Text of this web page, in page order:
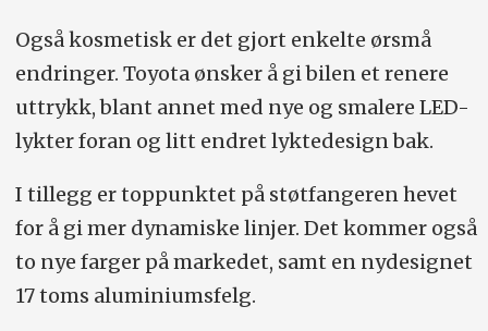
Også kosmetisk er det gjort enkelte ørsmå
endringer. Toyota ønsker å gi bilen et renere
uttrykk, blant annet med nye og smalere LED-
lykter foran og litt endret lyktedesign bak.
I tillegg er toppunktet på støtfangeren hevet
for å gi mer dynamiske linjer. Det kommer også
to nye farger på markedet, samt en nydesignet
17 toms aluminiumsfelg.